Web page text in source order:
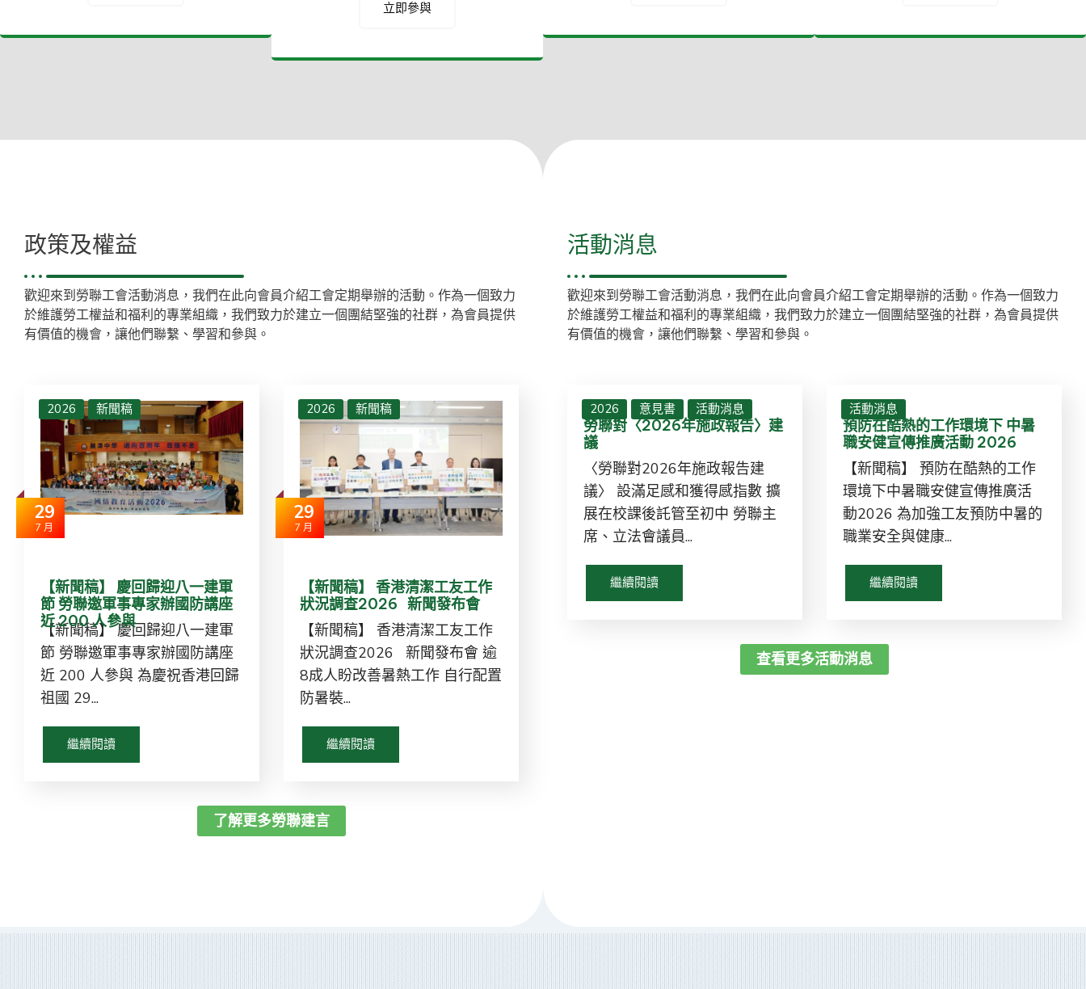
立即參與
政策及權益
歡迎來到勞聯工會活動消息，我們在此向會員介紹工會定期舉辦的活動。作為一個致力
於維護勞工權益和福利的專業組織，我們致力於建立一個團結堅強的社群，為會員提供
有價值的機會，讓他們聯繫、學習和參與。
29
7 月
2026 新聞稿
【新聞稿】 慶回歸迎八一建軍
節 勞聯邀軍事專家辦國防講座
近 200 人參與
【新聞稿】 慶回歸迎八一建軍
節 勞聯邀軍事專家辦國防講座
近 200 人參與 為慶祝香港回歸
祖國 29...
繼續閱讀
29
7 月
2026 新聞稿
【新聞稿】 香港清潔工友工作
狀況調查2026 新聞發布會
【新聞稿】 香港清潔工友工作
狀況調查2026 新聞發布會 逾
8成人盼改善暑熱工作 自行配置
防暑裝...
繼續閱讀
了解更多勞聯建言
活動消息
歡迎來到勞聯工會活動消息，我們在此向會員介紹工會定期舉辦的活動。作為一個致力
於維護勞工權益和福利的專業組織，我們致力於建立一個團結堅強的社群，為會員提供
有價值的機會，讓他們聯繫、學習和參與。
2026 意見書 活動消息
勞聯對〈2026年施政報告〉建
議
〈勞聯對2026年施政報告建
議〉 設滿足感和獲得感指數 擴
展在校課後託管至初中 勞聯主
席、立法會議員...
繼續閱讀
活動消息
預防在酷熱的工作環境下 中暑
職安健宣傳推廣活動 2026
【新聞稿】 預防在酷熱的工作
環境下中暑職安健宣傳推廣活
動2026 為加強工友預防中暑的
職業安全與健康...
繼續閱讀
查看更多活動消息